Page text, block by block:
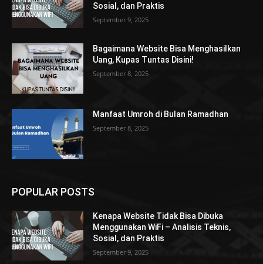
Sosial, dan Praktis
September 9, 2025
Bagaimana Website Bisa Menghasilkan
Uang, Kupas Tuntas Disini!
September 8, 2025
Manfaat Umroh di Bulan Ramadhan
September 8, 2025
POPULAR POSTS
Kenapa Website Tidak Bisa Dibuka
Menggunakan WiFi – Analisis Teknis,
Sosial, dan Praktis
September 9, 2025